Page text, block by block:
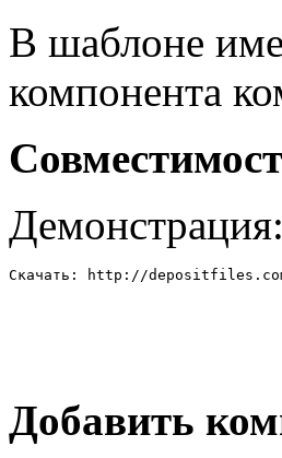
В шаблоне
компонента
Скачать: http://
Добавить